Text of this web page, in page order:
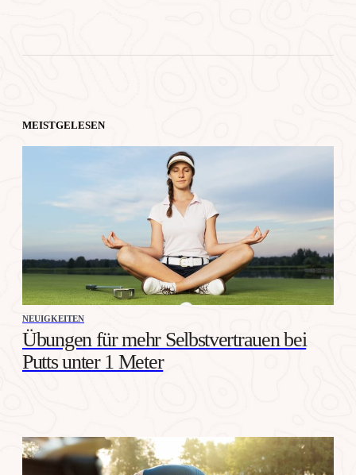
MEISTGELESEN
NEUIGKEITEN
Übungen für mehr Selbstvertrauen bei
Putts unter 1 Meter